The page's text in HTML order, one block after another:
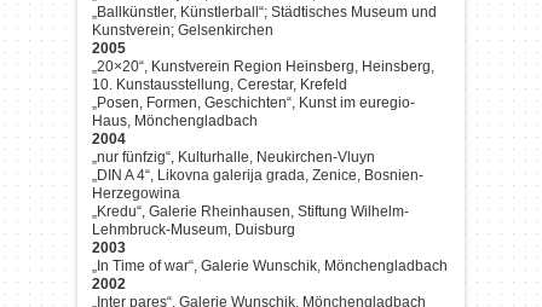
„Ballkünstler, Künstlerball“; Städtisches Museum und
Kunstverein; Gelsenkirchen
2005
„20×20“, Kunstverein Region Heinsberg, Heinsberg,
10. Kunstausstellung, Cerestar, Krefeld
„Posen, Formen, Geschichten“, Kunst im euregio-
Haus, Mönchengladbach
2004
„nur fünfzig“, Kulturhalle, Neukirchen-Vluyn
„DIN A 4“, Likovna galerija grada, Zenice, Bosnien-
Herzegowina
„Kredu“, Galerie Rheinhausen, Stiftung Wilhelm-
Lehmbruck-Museum, Duisburg
2003
„In Time of war“, Galerie Wunschik, Mönchengladbach
2002
„Inter pares“, Galerie Wunschik, Mönchengladbach